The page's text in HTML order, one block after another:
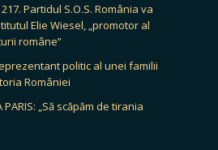
217. Partidul S.O.S. România va
Elie Wiesel, „promotor al
române”
politic al unei familii
României
PARIS: „Să scăpăm de tirania